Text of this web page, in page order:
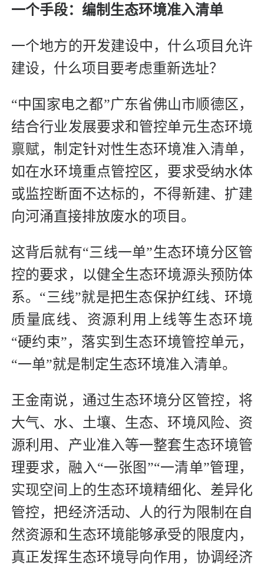
一个手段：编制生态环境准入清单
一个地方的开发建设中，什么项目允许
建设，什么项目要考虑重新选址？
“中国家电之都”广东省佛山市顺德区，
结合行业发展要求和管控单元生态环境
禀赋，制定针对性生态环境准入清单，
如在水环境重点管控区，要求受纳水体
或监控断面不达标的，不得新建、扩建
向河涌直接排放废水的项目。
这背后就有“三线一单”生态环境分区管
控的要求，以健全生态环境源头预防体
系。“三线”就是把生态保护红线、环境
质量底线、资源利用上线等生态环境
“硬约束”，落实到生态环境管控单元，
“一单”就是制定生态环境准入清单。
王金南说，通过生态环境分区管控，将
大气、水、土壤、生态、环境风险、资
源利用、产业准入等一整套生态环境管
理要求，融入“一张图”“一清单”管理，
实现空间上的生态环境精细化、差异化
管控，把经济活动、人的行为限制在自
然资源和生态环境能够承受的限度内，
真正发挥生态环境导向作用，协调经济